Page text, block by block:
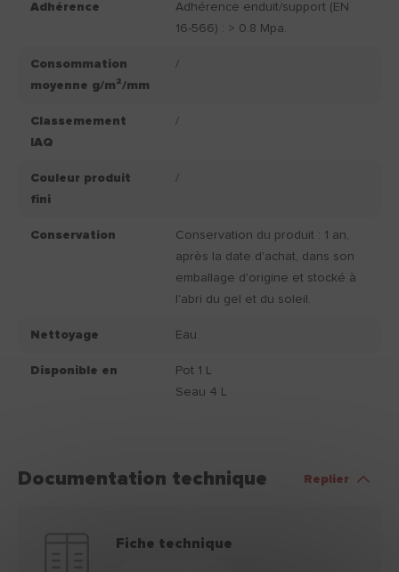
Adhérence
Adhérence enduit/support (EN
16-566) : > 0.8 Mpa.
Consommation
moyenne g/m²/mm
/
Classemement
IAQ
/
Couleur produit
fini
/
Conservation
Conservation du produit : 1 an,
après la date d'achat, dans son
emballage d'origine et stocké à
l'abri du gel et du soleil.
Nettoyage Eau.
Disponible en
Pot 1 L
Seau 4 L
Documentation technique Replier
Fiche technique